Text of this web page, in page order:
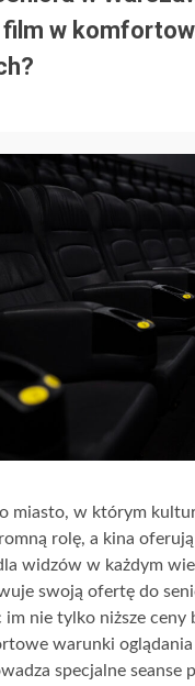
w
miasto, w którym
rolę, a kina
widzów w każdym
swoją ofertę do
im nie tylko niższe ceny
warunki
specjalne seanse